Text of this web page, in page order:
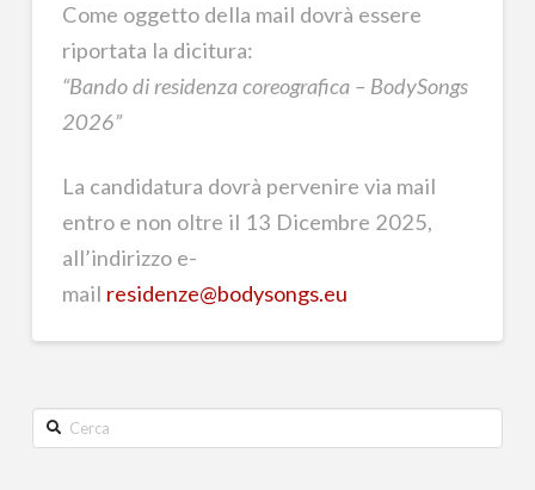
Come oggetto della mail dovrà essere
riportata la dicitura:
“Bando di residenza coreografica – BodySongs
2026”
La candidatura dovrà pervenire via mail
entro e non oltre il 13 Dicembre 2025,
all’indirizzo e-
mail residenze@bodysongs.eu
Cerca